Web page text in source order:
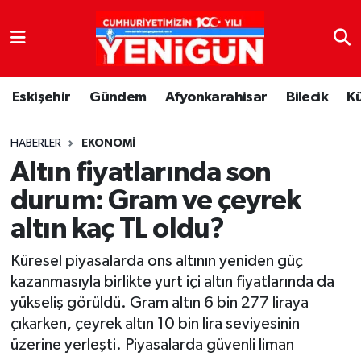
Eskişehir Gündem Afyonkarahisar Bilecik
HABERLER EKONOMI
Altın fiyatlarında son
durum: Gram ve çeyrek
altın kaç TL oldu?
Küresel piyasalarda ons altının yeniden güç
kazanmasıyla birlikte yurt içi altın fiyatlarında da
yükseliş görüldü. Gram altın 6 bin 277 liraya
çıkarken, çeyrek altın 10 bin lira seviyesinin
üzerine yerleşti. Piyasalarda güvenli liman
Nöbetçi Eczaneler
Hava Durumu
Trafik Durumu
Süper Lig Puan Durumu ve Fikstür
Tüm Manşetler
Son Dakika Haberleri
Haber Arşivi